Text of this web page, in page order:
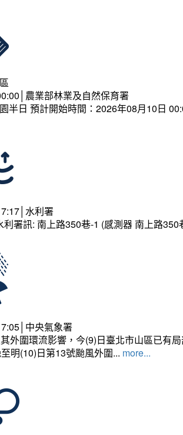
農業部林業及自然保育署
半日 預計開始時間：2026年08月10日
水利署
利署訊: 南上路350巷-1 (感測器 南上路
中央氣象署
外圍環流影響，今(9)日臺北市山區已有
明(10)日第13號颱風外圍... more...